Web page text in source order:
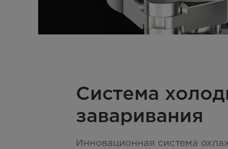
Система
заваривания
Инновационная система